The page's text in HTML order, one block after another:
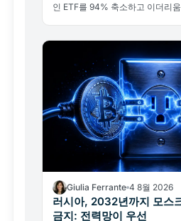
인 ETF를 94% 축소하고 이더리
Giulia Ferrante 4 8월 2026
러시아, 2032년까지 모스
금지: 전력망이 우선